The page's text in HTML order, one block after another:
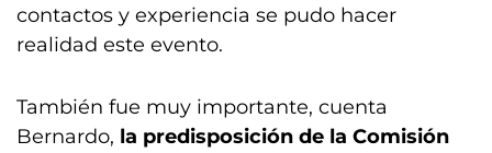
contactos y experiencia se pudo hacer
realidad este evento.
También fue muy importante, cuenta
Bernardo, la predisposición de la Comisión